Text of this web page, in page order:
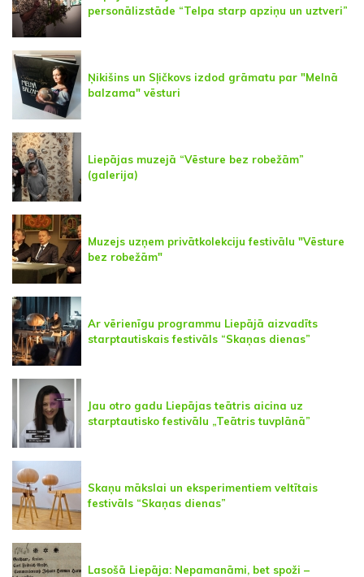
personālizstāde “Telpa starp apziņu un uztveri”
Ņikišins un Sļičkovs izdod grāmatu par "Melnā
balzama" vēsturi
Liepājas muzejā “Vēsture bez robežām”
(galerija)
Muzejs uzņem privātkolekciju festivālu "Vēsture
bez robežām"
Ar vērienīgu programmu Liepājā aizvadīts
starptautiskais festivāls “Skaņas dienas”
Jau otro gadu Liepājas teātris aicina uz
starptautisko festivālu „Teātris tuvplānā”
Skaņu mākslai un eksperimentiem veltītais
festivāls “Skaņas dienas”
Lasošā Liepāja: Nepamanāmi, bet spoži –